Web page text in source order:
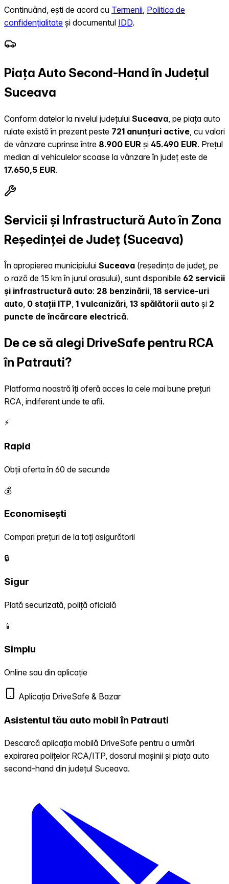
Continuând, ești de acord cu Termenii Politica de
confidențialitate și documentul IDD.
Piața Auto Second-Hand în Județul
Suceava
Conform datelor la nivelul județului Suceava , pe piața auto
rulate există în prezent peste 721 anunțuri active , cu valori
de vânzare cuprinse între 8.900 EUR și 45.490 EUR. Prețul
median al vehiculelor scoase la vânzare în județ este de
17.650,5 EUR.
Servicii și Infrastructură Auto în Zona
Reședinței de Județ (Suceava)
În apropierea municipiului Suceava (reședința de județ, pe
o rază de 15 km în jurul orașului), sunt disponibile 62 servicii
și infrastructură auto: 28 benzinării, 18 service-uri
auto, 0 stații ITP, 1 vulcanizări, 13 spălătorii auto și 2
puncte de încărcare electrică.
De ce să alegi DriveSafe pentru RCA
în Patrauti?
Platforma noastră îți oferă acces la cele mai bune prețuri
RCA, indiferent unde te afli.
⚡
Rapid
Obții oferta în 60 de secunde
💰
Economisești
Compari prețuri de la toți asigurătorii
🔒
Sigur
Plată securizată, poliță oficială
📱
Simplu
Online sau din aplicație
Aplicația DriveSafe & Bazar
Asistentul tău auto mobil în Patrauti
Descarcă aplicația mobilă DriveSafe pentru a urmări
expirarea polițelor RCA/ITP, dosarul mașinii și piața auto
second-hand din județul Suceava.